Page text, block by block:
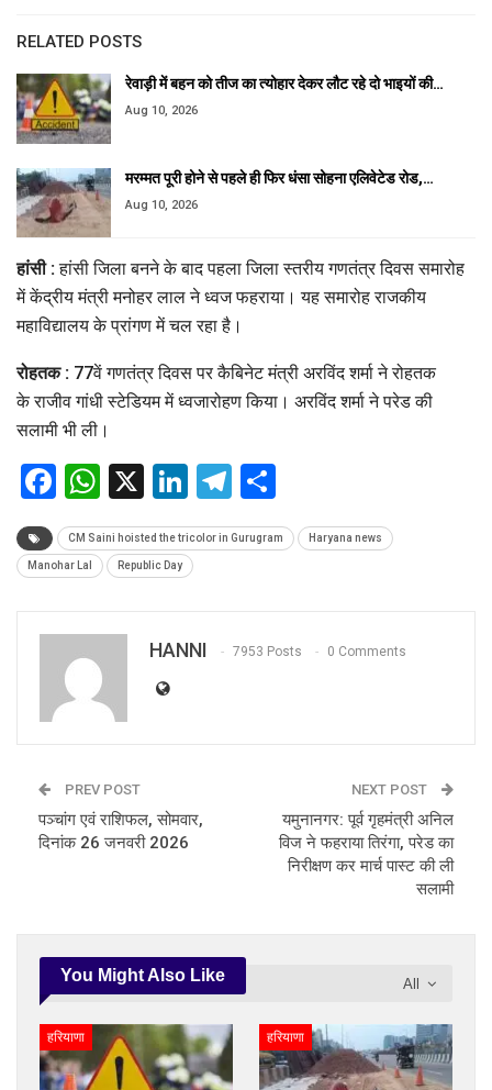
RELATED POSTS
रेवाड़ी में बहन को तीज का त्योहार देकर लौट रहे दो भाइयों की…
Aug 10, 2026
मरम्मत पूरी होने से पहले ही फिर धंसा सोहना एलिवेटेड रोड,…
Aug 10, 2026
हांसी :हांसी जिला बनने के बाद पहला जिला स्तरीय गणतंत्र दिवस समारोह
में केंद्रीय मंत्री मनोहर लाल ने ध्वज फहराया। यह समारोह राजकीय
महाविद्यालय के प्रांगण में चल रहा है।
रोहतक : 77वें गणतंत्र दिवस पर कैबिनेट मंत्री अरविंद शर्मा ने रोहतक
के राजीव गांधी स्टेडियम में ध्वजारोहण किया। अरविंद शर्मा ने परेड की
सलामी भी ली।
Facebook
WhatsApp
X LinkedIn
Telegram
CM Saini hoisted the tricolor in Gurugram Haryana news
Manohar Lal Republic Day
HANNI 7953 Posts 0 Comments
PREV POST
पञ्चांग एवं राशिफल, सोमवार,
दिनांक 26 जनवरी 2026
NEXT POST
यमुनानगर: पूर्व गृहमंत्री अनिल
विज ने फहराया तिरंगा, परेड का
निरीक्षण कर मार्च पास्ट की ली
सलामी
All
You Might Also Like
हरियाणा हरियाणा